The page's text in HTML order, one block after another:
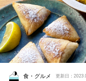
食・グルメ 更新日：